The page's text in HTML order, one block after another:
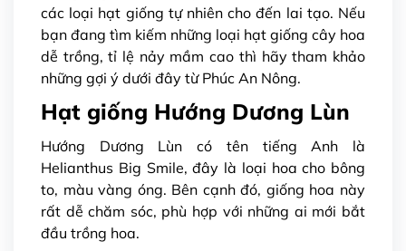
các loại hạt giống tự nhiên cho đến lai tạo. Nếu
bạn đang tìm kiếm những loại hạt giống cây hoa
dễ trồng, tỉ lệ nảy mầm cao thì hãy tham khảo
những gợi ý dưới đây từ Phúc An Nông.
Hạt giống Hướng Dương Lùn
Hướng Dương Lùn có tên tiếng Anh là
Helianthus Big Smile, đây là loại hoa cho bông
to, màu vàng óng. Bên cạnh đó, giống hoa này
rất dễ chăm sóc, phù hợp với những ai mới bắt
đầu trồng hoa.